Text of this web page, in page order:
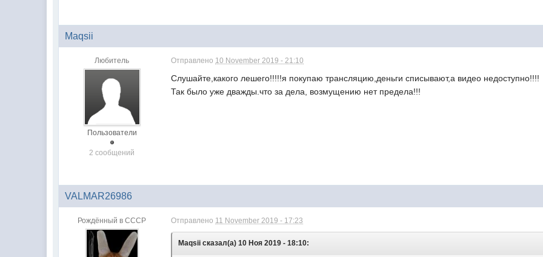
Maqsii
Любитель
Пользователи
2 сообщений
Отправлено 10 November 2019 - 21:10
Слушайте,какого лешего!!!!!я покупаю трансляцию,деньги списывают,а видео недоступно!!!!
Так было уже дважды.что за дела, возмущению нет предела!!!
VALMAR26986
Рождённый в СССР Отправлено 11 November 2019 - 17:23
Maqsii сказал(а) 10 Ноя 2019 - 18:10: